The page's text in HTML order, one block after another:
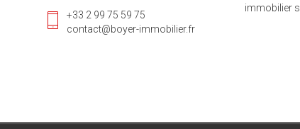
+33 2 99 75 59 75
contact@boyer-immobilier.fr
immobilier